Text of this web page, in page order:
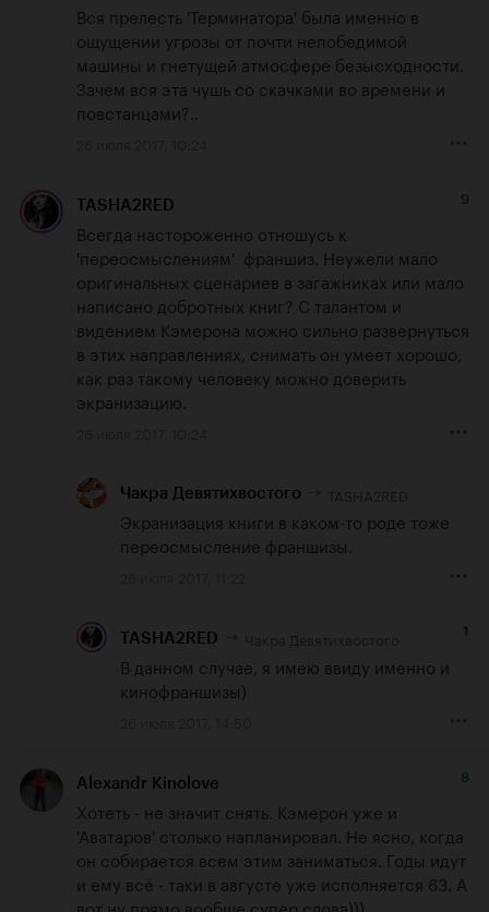
Вся прелесть 'Терминатора' была именно в
ощущении угрозы от почти непобедимой
машины и гнетущей атмосфере безысходности.
Зачем вся эта чушь со скачками во времени и
повстанцами?..
TASHA2RED 9
Всегда настороженно отношусь к
'переосмыслениям'  франшиз. Неужели мало
оригинальных сценариев в загажниках или мало
написано добротных книг? С талантом и
видением Кэмерона можно сильно развернуться
в этих направлениях, снимать он умеет хорошо,
как раз такому человеку можно доверить
экранизацию.
Чакра Девятихвостого
Экранизация книги в каком-то роде тоже
переосмысление франшизы.
TASHA2RED 1
В данном случае, я имею ввиду именно и
кинофраншизы)
Alexandr Kinolove 8
Хотеть - не значит снять. Кэмерон уже и
'Аватаров' столько напланировал. Не ясно, когда
он собирается всем этим заниматься. Годы идут
и ему всё - таки в августе уже исполняется 63. А